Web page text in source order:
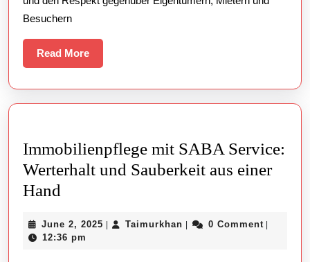
Werterhalt
pr
Besuchern
Read MoreRead
More
Immobilienpflege mit SABA Service:
Werterhalt und Sauberkeit aus einer
Hand
SABA
June 2, 2025 June
| Taimurkhan Taimurkhan
| 0 Comment |
12:36 pm